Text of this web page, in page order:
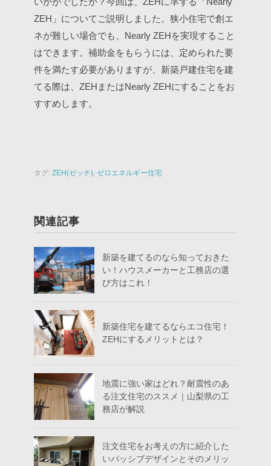
ZEH」についてご説明しました。狭小住宅で創エ
ネが難しい場合でも、Nearly ZEHを実現すること
はできます。補助金をもらうには、定められた要
件を満たす必要がありますが、新築戸建住宅を建
てる際は、ZEHまたはNearly ZEHにすることをお
すすめします。
タグ: ZEH(ゼッチ), ゼロエネルギー住宅
関連記事
新築を建てるのなら知っておきた
い！ハウスメーカーと工務店の選
び方はこれ！
新築住宅を建てるならエコ住宅！
ZEHにするメリットとは？
地震に強い家はどれ？耐震性のあ
る注文住宅のススメ｜山梨県の工
務店が解説
注文住宅をお考えの方に紹介した
いパッシブデザインとそのメリッ